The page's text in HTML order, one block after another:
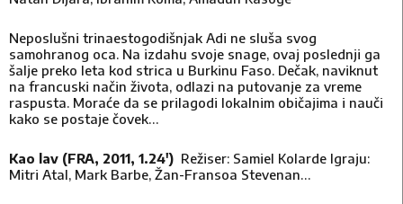
Neposlušni trinaestogodišnjak Adi ne sluša svog
samohranog oca. Na izdahu svoje snage, ovaj poslednji ga
šalje preko leta kod strica u Burkinu Faso. Dečak, naviknut
na francuski način života, odlazi na putovanje za vreme
raspusta. Moraće da se prilagodi lokalnim običajima i nauči
kako se postaje čovek…
Kao lav (FRA, 2011, 1.24′) Režiser: Samiel Kolarde Igraju:
Mitri Atal, Mark Barbe, Žan-Fransoa Stevenan…